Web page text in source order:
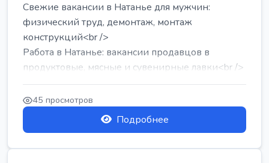
Свежие вакансии в Натанье для мужчин:
физический труд, демонтаж, монтаж
конструкций<br />
Работа в Натанье: вакансии продавцов в
продуктовые, мясные и сувенирные лавки<br />
Разнорабочий на сборку м...
45 просмотров
Подробнее